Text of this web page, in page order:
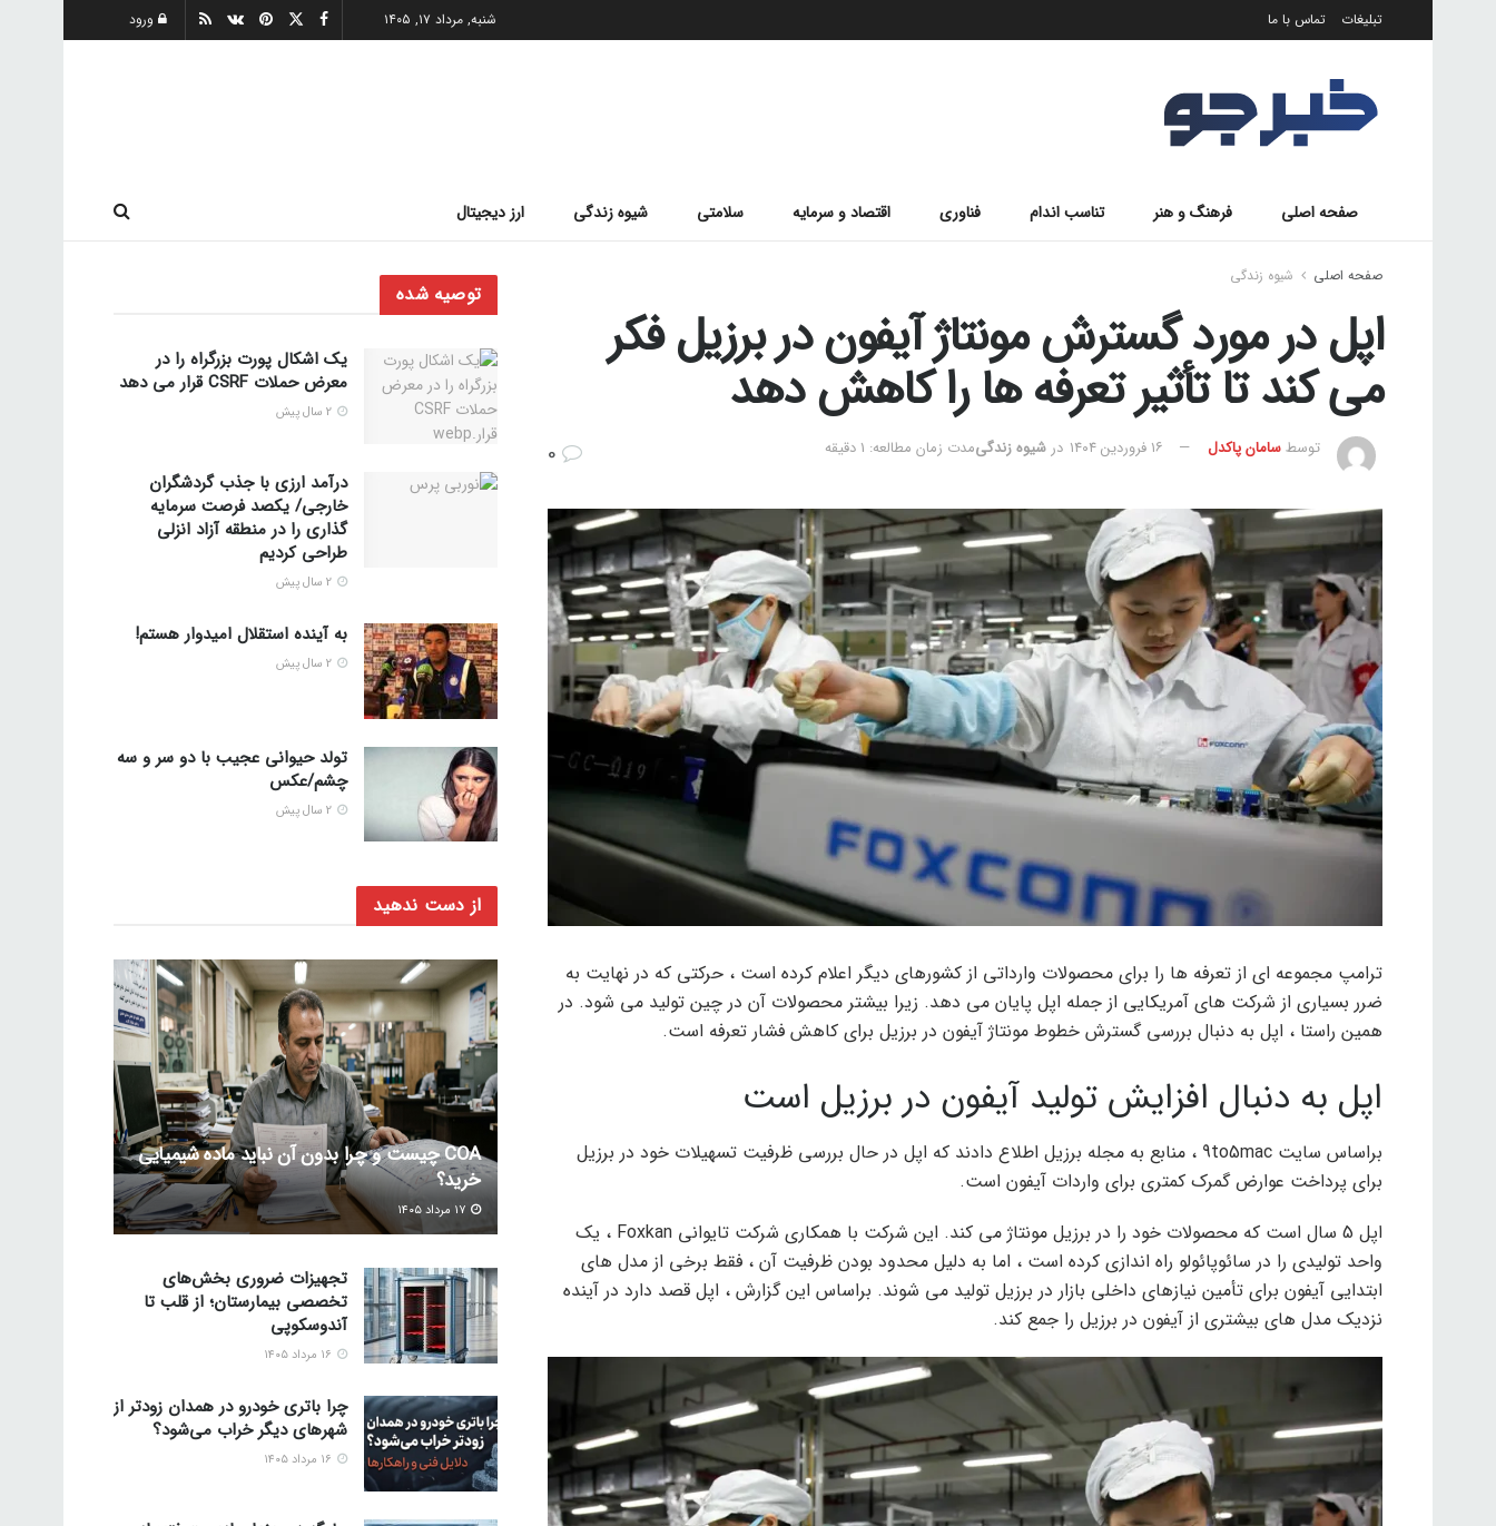
تبلیغات تماس با ما شنبه, مرداد ۱۷, ۱۴۰۵ ورود
صفحه اصلی فرهنگ و هنر تناسب اندام فناوری اقتصاد و سرمایه سلامتی شیوه زندگی ارز دیجیتال
صفحه اصلی شیوه زندگی
اپل در مورد گسترش مونتاژ آیفون در برزیل فکر
می کند تا تأثیر تعرفه ها را کاهش دهد
توسطسامان پاکدل ۱۶ فروردین ۱۴۰۴ در شیوه زندگیمدت زمان مطالعه: 1 دقیقه
ترامپ مجموعه ای از تعرفه ها را برای محصولات وارداتی از کشورهای دیگر اعلام کرده است ، حرکتی که در نهایت به
ضرر بسیاری از شرکت های آمریکایی از جمله اپل پایان می دهد. زیرا بیشتر محصولات آن در چین تولید می شود. در
همین راستا ، اپل به دنبال بررسی گسترش خطوط مونتاژ آیفون در برزیل برای کاهش فشار تعرفه است.
اپل به دنبال افزایش تولید آیفون در برزیل است
براساس سایت 9to5mac ، منابع به مجله برزیل اطلاع دادند که اپل در حال بررسی ظرفیت تسهیلات خود در برزیل
برای پرداخت عوارض گمرک کمتری برای واردات آیفون است.
اپل 5 سال است که محصولات خود را در برزیل مونتاژ می کند. این شرکت با همکاری شرکت تایوانی Foxkan ، یک
واحد تولیدی را در سائوپائولو راه اندازی کرده است ، اما به دلیل محدود بودن ظرفیت آن ، فقط برخی از مدل های
ابتدایی آیفون برای تأمین نیازهای داخلی بازار در برزیل تولید می شوند. براساس این گزارش ، اپل قصد دارد در آینده
نزدیک مدل های بیشتری از آیفون در برزیل را جمع کند.
توصیه شده
یک اشکال پورت بزرگراه را در
معرض حملات CSRF قرار می دهد
درآمد ارزی با جذب گردشگران
خارجی/ یکصد فرصت سرمایه
گذاری را در منطقه آزاد انزلی
طراحی کردیم
به آینده استقلال امیدوار هستم!
تولد حیوانی عجیب با دو سر و سه
چشم/عکس
از دست ندهید
COA چیست و چرا بدون آن نباید ماده شیمیایی
خرید؟
تجهیزات ضروری بخش‌های
تخصصی بیمارستان؛ از قلب تا
آندوسکوپی
چرا باتری خودرو در همدان زودتر از
شهرهای دیگر خراب می‌شود؟